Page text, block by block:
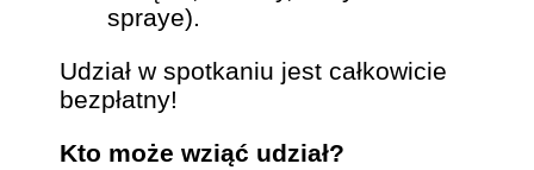
spraye).
Udział w spotkaniu jest całkowicie
bezpłatny!
Kto może wziąć udział?